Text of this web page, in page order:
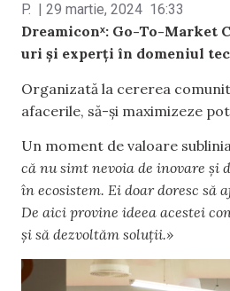
P. 29 martie, 2024 16:33
Dreamiconˣ: Go-To-Market
uri și experți în domeniul
Organizată la cererea
afacerile, să-și maximizeze
Un moment de valoare
că nu simt nevoia de inovare și
în ecosistem. Ei doar doresc să
De aici provine ideea acestei
și să dezvoltăm soluții.»